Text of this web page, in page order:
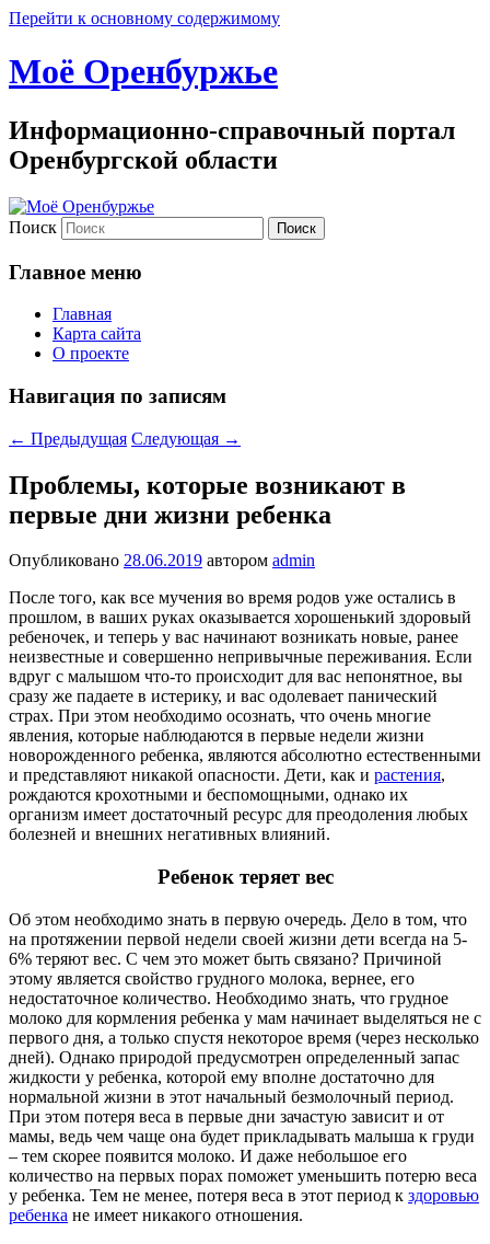
Перейти к основному содержимому
Моё Оренбуржье
Информационно-справочный портал
Оренбургской области
Поиск
Главное меню
Главная
Карта сайта
О проекте
Навигация по записям
← Предыдущая Следующая →
Проблемы, которые возникают в
первые дни жизни ребенка
Опубликовано 28.06.2019 автором admin
После того, как все мучения во время родов уже остались в
прошлом, в ваших руках оказывается хорошенький здоровый
ребеночек, и теперь у вас начинают возникать новые, ранее
неизвестные и совершенно непривычные переживания. Если
вдруг с малышом что-то происходит для вас непонятное, вы
сразу же падаете в истерику, и вас одолевает панический
страх. При этом необходимо осознать, что очень многие
явления, которые наблюдаются в первые недели жизни
новорожденного ребенка, являются абсолютно естественными
и представляют никакой опасности. Дети, как и растения,
рождаются крохотными и беспомощными, однако их
организм имеет достаточный ресурс для преодоления любых
болезней и внешних негативных влияний.
Ребенок теряет вес
Об этом необходимо знать в первую очередь. Дело в том, что
на протяжении первой недели своей жизни дети всегда на 5-
6% теряют вес. С чем это может быть связано? Причиной
этому является свойство грудного молока, вернее, его
недостаточное количество. Необходимо знать, что грудное
молоко для кормления ребенка у мам начинает выделяться не с
первого дня, а только спустя некоторое время (через несколько
дней). Однако природой предусмотрен определенный запас
жидкости у ребенка, которой ему вполне достаточно для
нормальной жизни в этот начальный безмолочный период.
При этом потеря веса в первые дни зачастую зависит и от
мамы, ведь чем чаще она будет прикладывать малыша к груди
– тем скорее появится молоко. И даже небольшое его
количество на первых порах поможет уменьшить потерю веса
у ребенка. Тем не менее, потеря веса в этот период к здоровью
ребенка не имеет никакого отношения.